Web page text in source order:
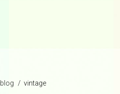
blog vintage